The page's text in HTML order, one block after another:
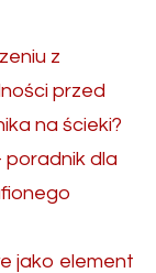
z
przed
na ścieki?
poradnik dla
jako element